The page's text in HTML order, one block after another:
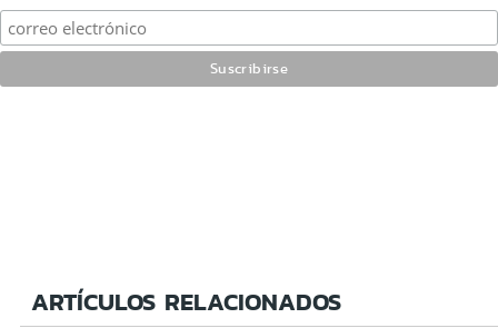
ARTÍCULOS RELACIONADOS